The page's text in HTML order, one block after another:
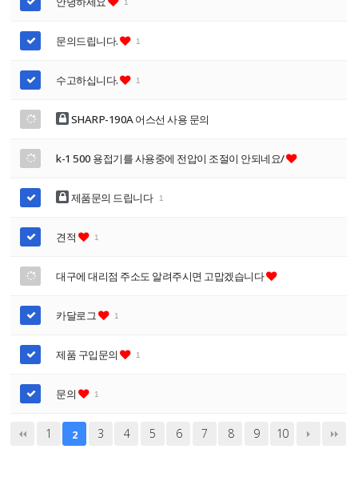
1
문의드립니다. 1
수고하십니다. 1
SHARP-190A 어스선 사용 문의
k-1 500 용접기를 사용중에 전압이 조절이 안되네요/
제품문의 드립니다 1
견적 1
대구에 대리점 주소도 알려주시면 고맙겠습니다
카달로그 1
제품 구입문의 1
문의 1
1 2 3 4 5 6 7 8 9 10